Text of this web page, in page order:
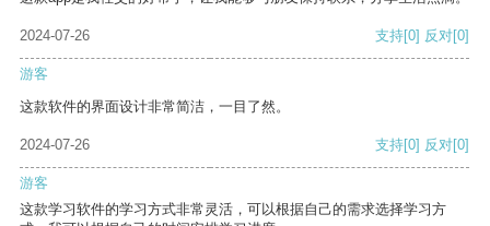
2024-07-26 支持[0] 反对[0]
游客
这款软件的界面设计非常简洁，一目了然。
2024-07-26 支持[0] 反对[0]
游客
这款学习软件的学习方式非常灵活，可以根据自己的需求选择学习方